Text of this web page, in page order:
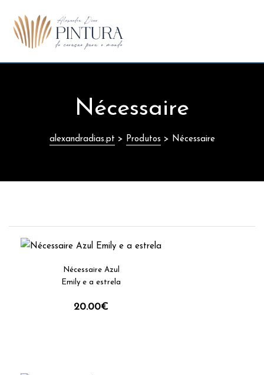
Nécessaire
alexandradias.pt > Produtos > Nécessaire
Nécessaire Azul
Emily e a estrela
20.00€